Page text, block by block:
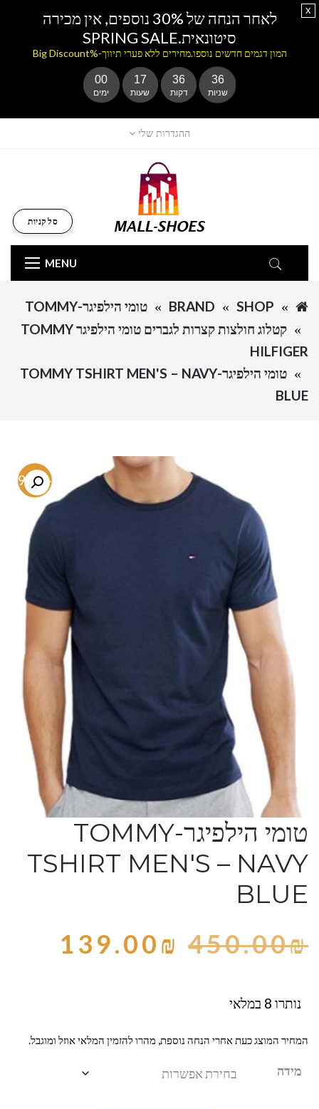
ההגדרות שלי
MENU
סל קניות
SHOP
BRAND
טומי הילפיגר-TOMMY
קטלוג חולצות קצרות לגברים טומי הילפיגר TOMMY
HILFIGER
טומי הילפיגר-TOMMY TSHIRT MEN'S – NAVY
BLUE
-69.1%
טומי הילפיגר-TOMMY
TSHIRT MEN'S – NAVY
BLUE
450.00₪
139.00₪
נותרו 8 במלאי
המחיר המוצג כעת אחרי הנחה נוספת, מהרו להזמין המלאי אוזל ומוגבל.
מידה
לאחר הנחה של 30% נוספים, אין מכירה
סיטונאית.SPRING SALE
המון דגמים חדשים נוספו.מחירים ללא פערי תיווך-%Big Discount
00
ימים
17
שעות
36
דקות
36
שניות
x